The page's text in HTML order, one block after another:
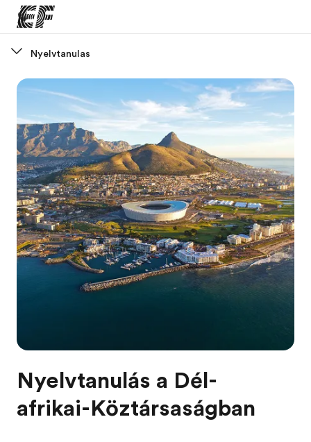
Üdvözlünk az EF-nél
EF programok
Az összes EF program megtekintése
EF Iroda
EF iroda a közeledben
Rólunk
Mit kell rólunk tudni
Karrier
Nyelvtanulas
Nyelvtanulás a Dél-
afrikai-Köztársaságban